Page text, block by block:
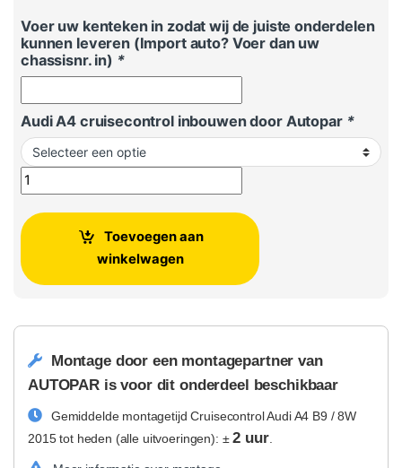
Voer uw kenteken in zodat wij de juiste onderdelen
kunnen leveren (Import auto? Voer dan uw
chassisnr. in) *
Audi A4 cruisecontrol inbouwen door Autopar *
Cruisecontrol Audi A4 B9 / 8W 2015 tot heden (alle
Toevoegen aan
winkelwagen
Montage door een montagepartner van
AUTOPAR is voor dit onderdeel beschikbaar
Gemiddelde montagetijd Cruisecontrol Audi A4 B9 / 8W
2015 tot heden (alle uitvoeringen): ±2 uur.